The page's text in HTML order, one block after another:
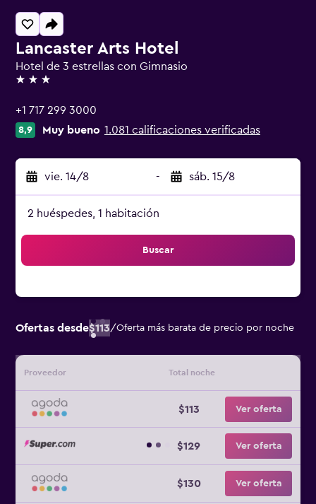
Lancaster Arts Hotel
Hotel de 3 estrellas con Gimnasio
3 estrellas
+1 717 299 3000
8,9 Muy bueno 1.081 calificaciones verificadas
vie. 14/8 - sáb. 15/8
2 huéspedes, 1 habitación
Buscar
Ofertas desde$113/Oferta más barata de precio por noche
Proveedor Total noche
$113 Ver oferta
$129 Ver oferta
$130 Ver oferta